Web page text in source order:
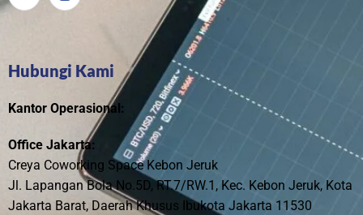
Hubungi Kami
Kantor Operasional:
Office Jakarta:
Creya Coworking Space Kebon Jeruk
Jl. Lapangan Bola No.5D, RT.7/RW.1, Kec. Kebon Jeruk, Kota
Jakarta Barat, Daerah Khusus Ibukota Jakarta 11530